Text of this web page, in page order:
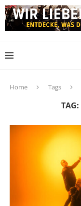
Home Tags
TAG: